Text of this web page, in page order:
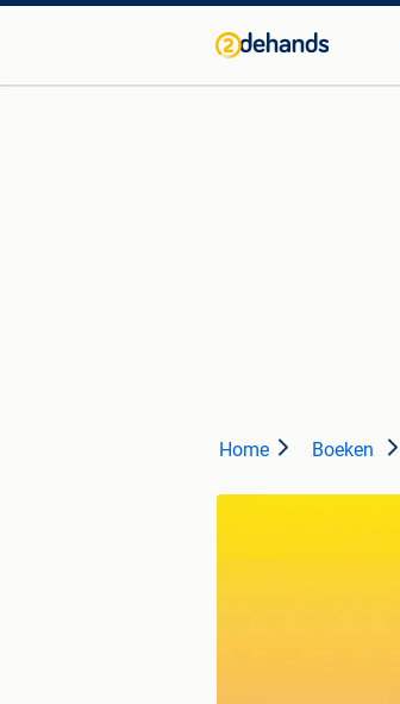
Home Boeken